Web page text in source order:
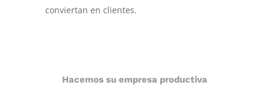
conviertan en clientes.
Hacemos su empresa productiva